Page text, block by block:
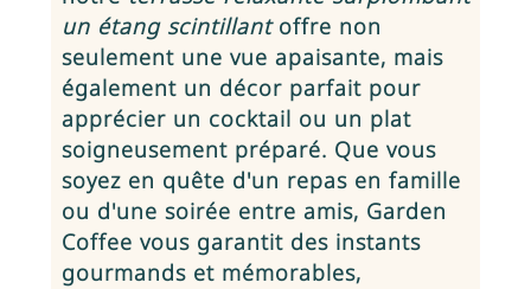
un étang scintillantoffre non
seulement une vue apaisante, mais
également un décor parfait pour
apprécier un cocktail ou un plat
soigneusement préparé. Que vous
soyez en quête d'un repas en famille
ou d'une soirée entre amis, Garden
Coffee vous garantit des instants
gourmands et mémorables,